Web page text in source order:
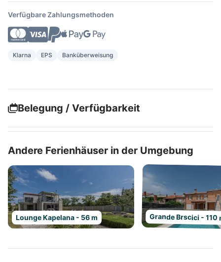
Verfügbare Zahlungsmethoden
Klarna EPS Banküberweisung
Belegung / Verfügbarkeit
Andere Ferienhäuser in der Umgebung
Lounge Kapelana - 56 m Grande Brscici - 110